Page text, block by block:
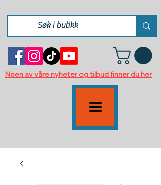
Noen av våre nyheter og tilbud finner du her